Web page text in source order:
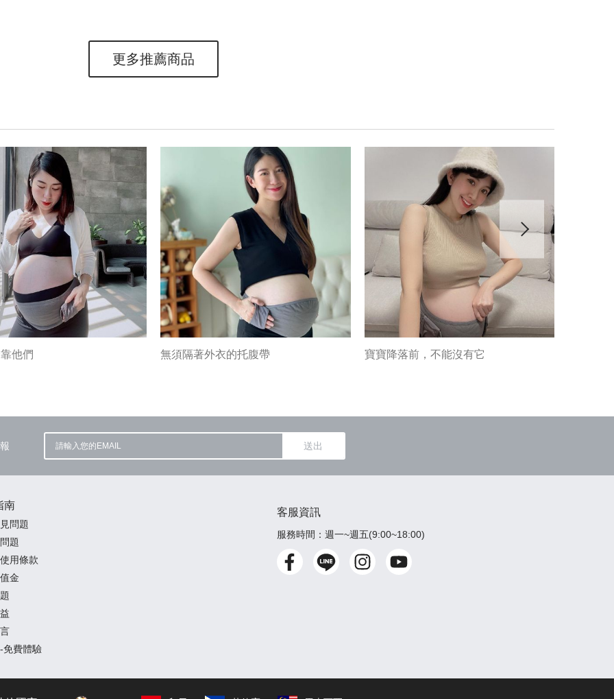
更多推薦商品
他們 無須隔著外衣的托腹帶 寶寶降落前，不能沒有它
送出
南
問題
題
用條款
金
免費體驗
客服資訊
服務時間：週一~週五(9:00~18:00)